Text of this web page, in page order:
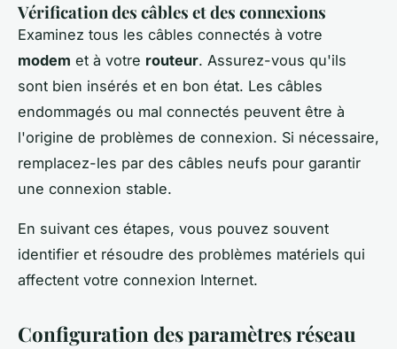
Vérification des câbles et des connexions
Examinez tous les câbles connectés à votre
modem et à votre routeur. Assurez-vous qu'ils
sont bien insérés et en bon état. Les câbles
endommagés ou mal connectés peuvent être à
l'origine de problèmes de connexion. Si nécessaire,
remplacez-les par des câbles neufs pour garantir
une connexion stable.
En suivant ces étapes, vous pouvez souvent
identifier et résoudre des problèmes matériels qui
affectent votre connexion Internet.
Configuration des paramètres réseau